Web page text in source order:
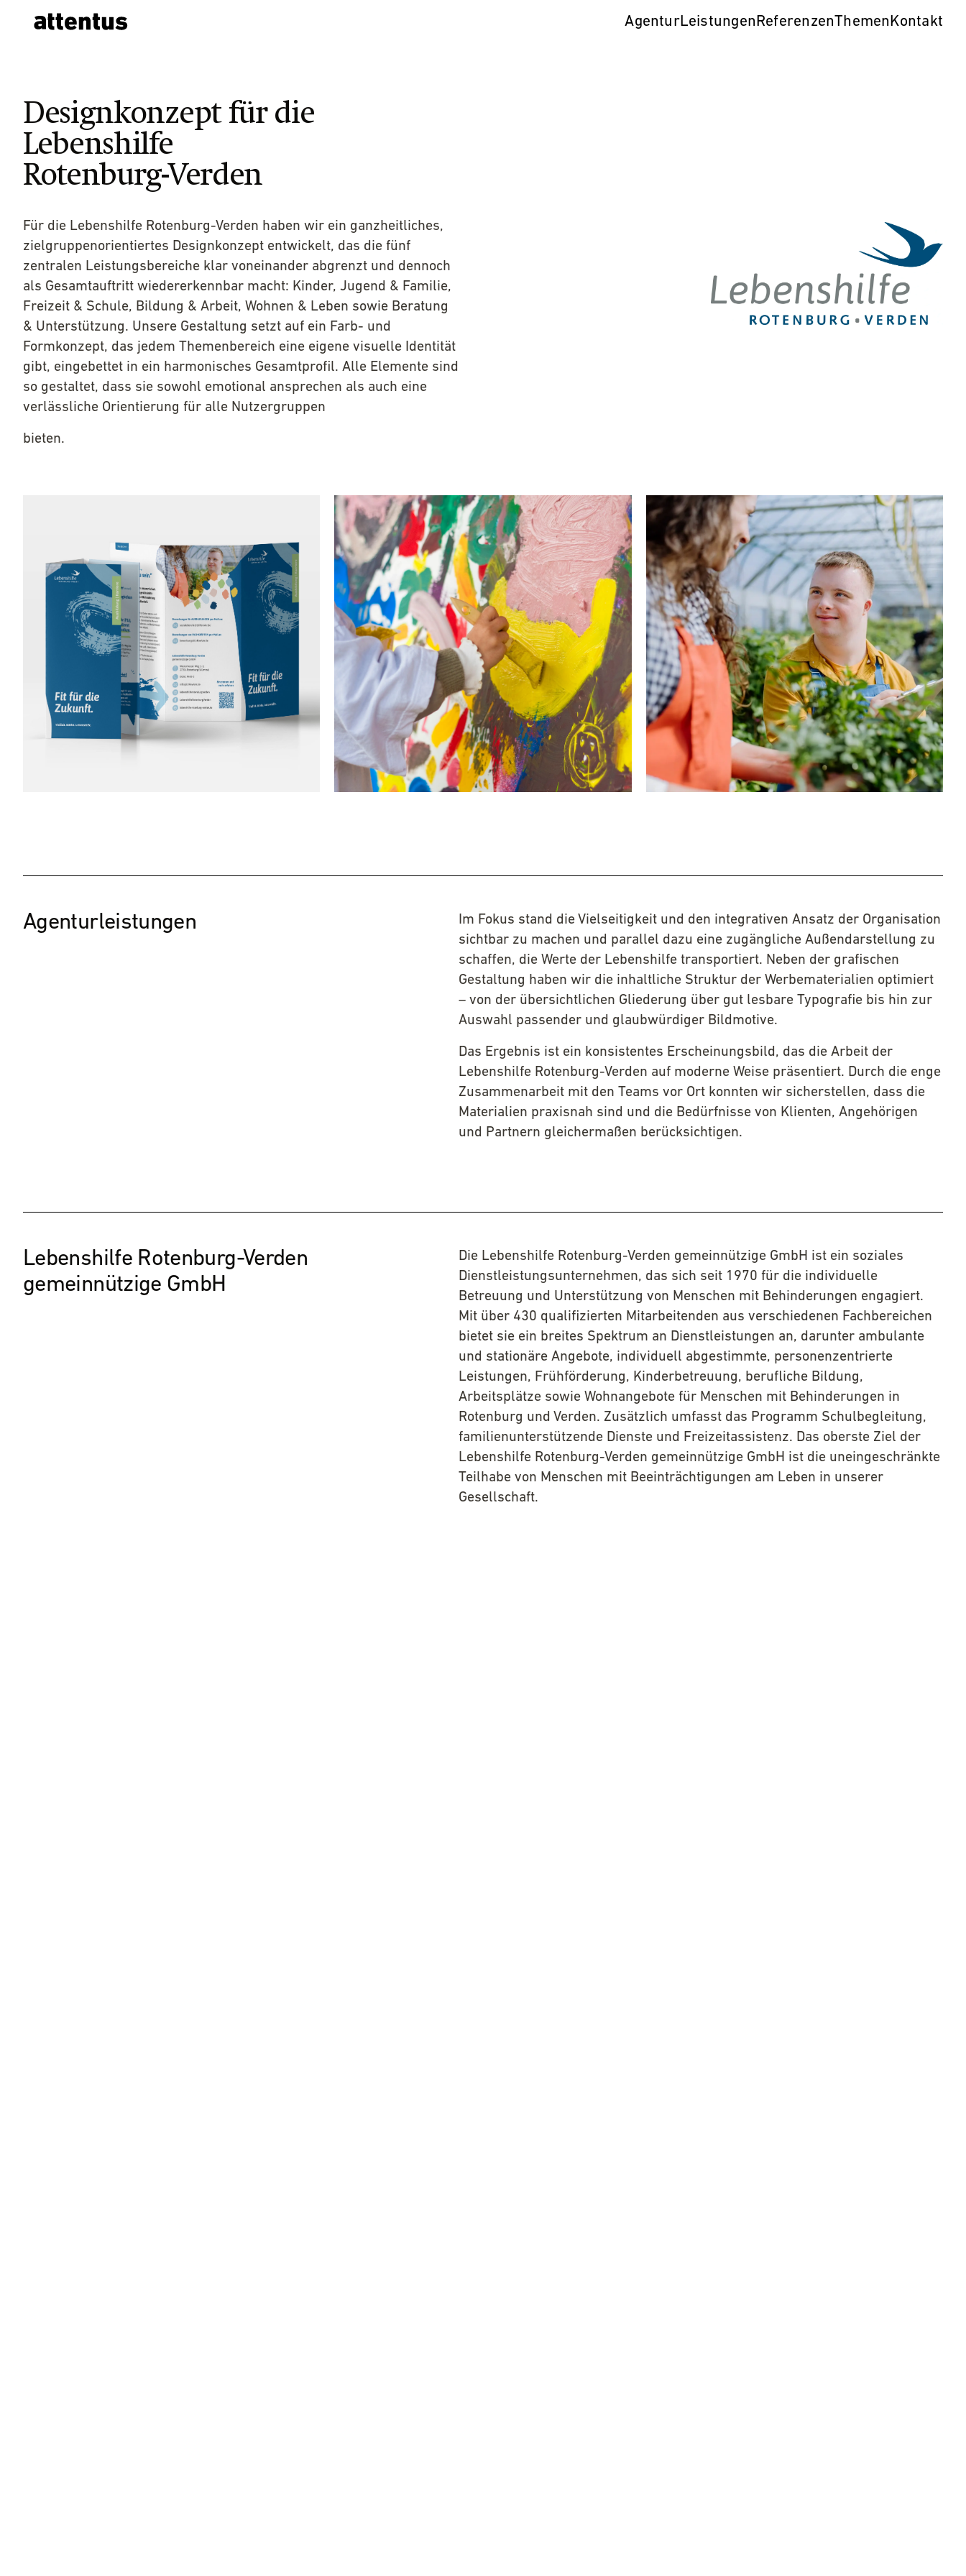
AgenturLeistungen ReferenzenThemen Kontakt
Designkonzept für die
Lebenshilfe
Rotenburg-Verden
Für die Lebenshilfe Rotenburg-Verden haben wir ein ganzheitliches,
zielgruppenorientiertes Designkonzept entwickelt, das die fünf
zentralen Leistungsbereiche klar voneinander abgrenzt und dennoch
als Gesamtauftritt wiedererkennbar macht: Kinder, Jugend & Familie,
Freizeit & Schule, Bildung & Arbeit, Wohnen & Leben sowie Beratung
& Unterstützung. Unsere Gestaltung setzt auf ein Farb- und
Formkonzept, das jedem Themenbereich eine eigene visuelle Identität
gibt, eingebettet in ein harmonisches Gesamtprofil. Alle Elemente sind
so gestaltet, dass sie sowohl emotional ansprechen als auch eine
verlässliche Orientierung für alle Nutzergruppen
bieten.
Agenturleistungen
Im Fokus stand die Vielseitigkeit und den integrativen Ansatz der Organisation
sichtbar zu machen und parallel dazu eine zugängliche Außendarstellung zu
schaffen, die Werte der Lebenshilfe transportiert. Neben der grafischen
Gestaltung haben wir die inhaltliche Struktur der Werbematerialien optimiert
– von der übersichtlichen Gliederung über gut lesbare Typografie bis hin zur
Auswahl passender und glaubwürdiger Bildmotive.
Das Ergebnis ist ein konsistentes Erscheinungsbild, das die Arbeit der
Lebenshilfe Rotenburg-Verden auf moderne Weise präsentiert. Durch die enge
Zusammenarbeit mit den Teams vor Ort konnten wir sicherstellen, dass die
Materialien praxisnah sind und die Bedürfnisse von Klienten, Angehörigen
und Partnern gleichermaßen berücksichtigen.
Lebenshilfe Rotenburg-Verden
gemeinnützige GmbH
Die Lebenshilfe Rotenburg-Verden gemeinnützige GmbH ist ein soziales
Dienstleistungsunternehmen, das sich seit 1970 für die individuelle
Betreuung und Unterstützung von Menschen mit Behinderungen engagiert.
Mit über 430 qualifizierten Mitarbeitenden aus verschiedenen Fachbereichen
bietet sie ein breites Spektrum an Dienstleistungen an, darunter ambulante
und stationäre Angebote, individuell abgestimmte, personenzentrierte
Leistungen, Frühförderung, Kinderbetreuung, berufliche Bildung,
Arbeitsplätze sowie Wohnangebote für Menschen mit Behinderungen in
Rotenburg und Verden. Zusätzlich umfasst das Programm Schulbegleitung,
familienunterstützende Dienste und Freizeitassistenz. Das oberste Ziel der
Lebenshilfe Rotenburg-Verden gemeinnützige GmbH ist die uneingeschränkte
Teilhabe von Menschen mit Beeinträchtigungen am Leben in unserer
Gesellschaft.